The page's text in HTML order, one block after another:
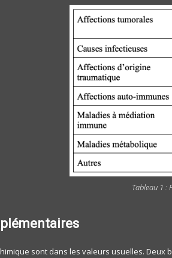
Tableau 1 :
sont dans les valeurs usuelles.